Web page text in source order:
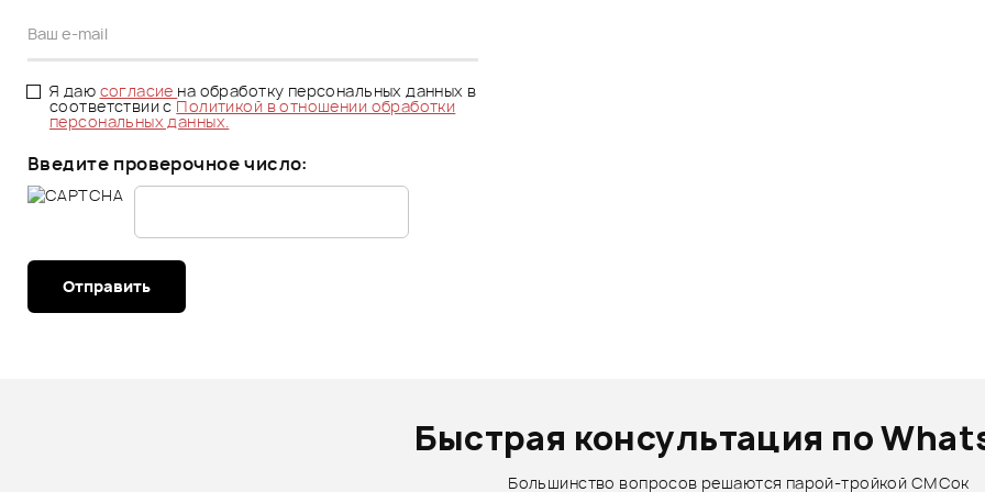
Я даю согласие на обработку персональных данных в
соответствии сПолитикой в отношении обработки
персональных данных.
Введите проверочное число:
Отправить
Быстрая консультация по
Большинство вопросов решаются парой-тройкой СМСок